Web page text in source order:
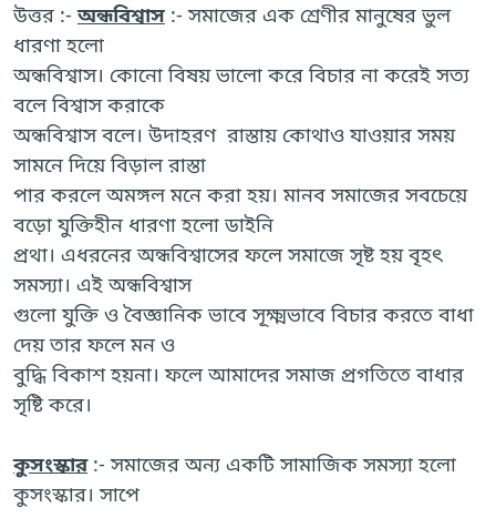
উত্তর :-অন্ধবিশ্বাস :- সমাজের এক শ্রেণীর মানুষের ভুল
ধারণা হলো
অন্ধবিশ্বাস। কোনো বিষয় ভালো করে বিচার না করেই সত্য
বলে বিশ্বাস করাকে
অন্ধবিশ্বাস বলে। উদাহরণ রাস্তায় কোথাও যাওয়ার সময়
সামনে দিয়ে বিড়াল রাস্তা
পার করলে অমঙ্গল মনে করা হয়। মানব সমাজের সবচেয়ে
বড়ো যুক্তিহীন ধারণা হলো ডাইনি
প্রথা। এধরনের অন্ধবিশ্বাসের ফলে সমাজে সৃষ্ট হয় বৃহৎ
সমস্যা। এই অন্ধবিশ্বাস
গুলো যুক্তি ও বৈজ্ঞানিক ভাবে সূক্ষ্মভাবে বিচার করতে বাধা
দেয় তার ফলে মন ও
বুদ্ধি বিকাশ হয়না। ফলে আমাদের সমাজ প্রগতিতে বাধার
সৃষ্টি করে।
কুসংস্কার:- সমাজের অন্য একটি সামাজিক সমস্যা হলো
কুসংস্কার। সাপে